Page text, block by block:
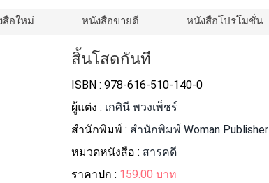
สือใหม่ หนังสือขายดี หนังสือโปรโมชั่น
สิ้นโสดกันที
ISBN : 978-616-510-140-0
ผู้แต่ง : เกศินี พวงเพ็ชร์
สำนักพิมพ์ : สำนักพิมพ์ Woman Publisher
หมวดหนังสือ : สารคดี
ราคาปก :159.00 บาท